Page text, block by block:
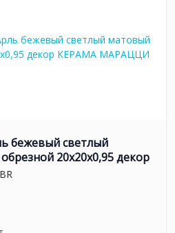
бежевый светлый
20x20x0,95 декор